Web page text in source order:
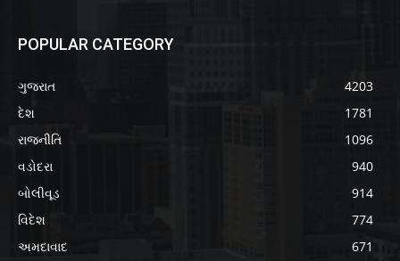
POPULAR CATEGORY
ગુજરાત
4203
દેશ
1781
રાજનીતિ
1096
વડોદરા
940
બોલીવૂડ
914
વિદેશ
774
અમદાવાદ
671